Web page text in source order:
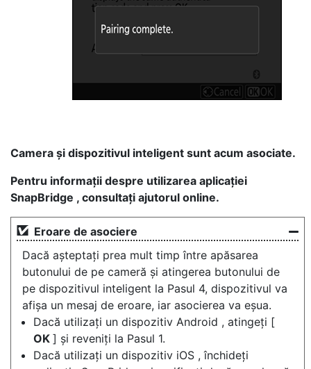
Camera și dispozitivul inteligent sunt acum asociate.
Pentru informații despre utilizarea aplicației
SnapBridge , consultați ajutorul online.
Eroare de asociere
Dacă așteptați prea mult timp între apăsarea
butonului de pe cameră și atingerea butonului de
pe dispozitivul inteligent la Pasul 4, dispozitivul va
afișa un mesaj de eroare, iar asocierea va eșua.
Dacă utilizați un dispozitiv Android , atingeți [
OK ] și reveniți la Pasul 1.
Dacă utilizați un dispozitiv iOS , închideți